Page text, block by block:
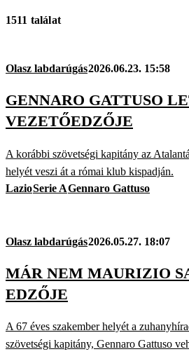
1511 találat
Olasz labdarúgás2026.06.23. 15:58
GENNARO GATTUSO
VEZETŐEDZŐJE
A korábbi szövetségi kapitány az
helyét veszi át a római klub kispadján.
LazioSerie AGennaro Gattuso
Olasz labdarúgás2026.05.27. 18:07
MÁR NEM MAURIZIO
EDZŐJE
A 67 éves szakember helyét a
szövetségi kapitány, Gennaro Gattuso